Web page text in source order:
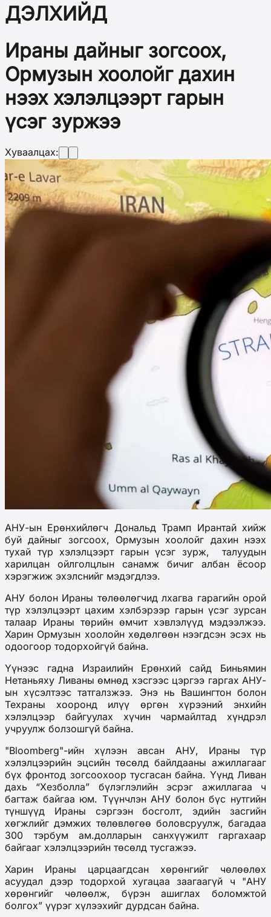
ДЭЛХИЙД
Ираны дайныг зогсоох,
Ормузын хоолойг дахин
нээх хэлэлцээрт гарын
үсэг зуржээ
Хуваалцах:
АНУ-ын Ерөнхийлөгч Дональд Трамп Ирантай хийж
буй дайныг зогсоох, Ормузын хоолойг дахин нээх
тухай түр хэлэлцээрт гарын үсэг зурж, талуудын
харилцан ойлголцлын санамж бичиг албан ёсоор
хэрэгжиж эхэлснийг мэдэгдлээ.
АНУ болон Ираны төлөөлөгчид лхагва гарагийн орой
түр хэлэлцээрт цахим хэлбэрээр гарын үсэг зурсан
талаар Ираны төрийн өмчит хэвлэлүүд мэдээлжээ.
Харин Ормузын хоолойн хөдөлгөөн нээгдсэн эсэх нь
одоогоор тодорхойгүй байна.
Үүнээс гадна Израилийн Ерөнхий сайд Биньямин
Нетаньяху Ливаны өмнөд хэсгээс цэргээ гаргах АНУ-
ын хүсэлтээс татгалзжээ. Энэ нь Вашингтон болон
Техраны хооронд илүү өргөн хүрээний энхийн
хэлэлцээр байгуулах хүчин чармайлтад хүндрэл
учруулж болзошгүй байна.
"Bloomberg"-ийн хүлээн авсан АНУ, Ираны түр
хэлэлцээрийн эцсийн төсөлд байлдааны ажиллагааг
бүх фронтод зогсоохоор тусгасан байна. Үүнд Ливан
дахь “Хезболла” бүлэглэлийн эсрэг ажиллагаа ч
багтаж байгаа юм. Түүнчлэн АНУ болон бүс нутгийн
түншүүд Ираны сэргээн босголт, эдийн засгийн
хөгжлийг дэмжих төлөвлөгөө боловсруулж, багадаа
300 тэрбум ам.долларын санхүүжилт гаргахаар
байгааг хэлэлцээрийн төсөлд тусгажээ.
Харин Ираны царцаагдсан хөрөнгийг чөлөөлөх
асуудал дээр тодорхой хугацаа заагаагүй ч "АНУ
хөрөнгийг чөлөөлж, бүрэн ашиглах боломжтой
болгох” үүрэг хүлээхийг дурдсан байна.